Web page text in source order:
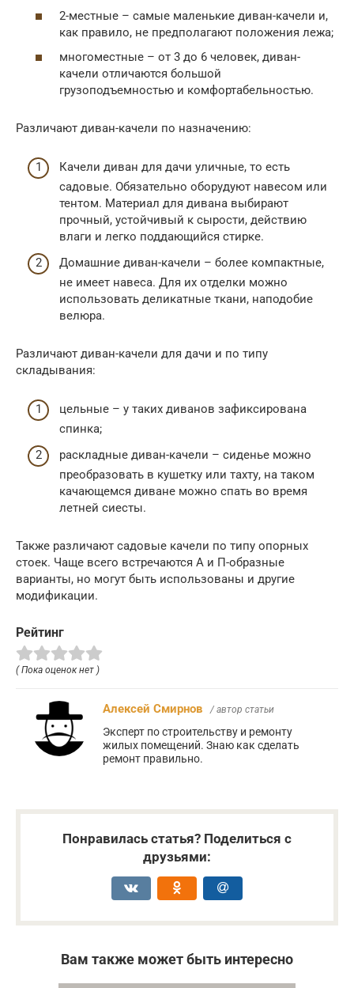
2-местные – самые маленькие диван-качели и,
как правило, не предполагают положения лежа;
многоместные – от 3 до 6 человек, диван-
качели отличаются большой
грузоподъемностью и комфортабельностью.
Различают диван-качели по назначению:
Качели диван для дачи уличные, то есть
садовые. Обязательно оборудуют навесом или
тентом. Материал для дивана выбирают
прочный, устойчивый к сырости, действию
влаги и легко поддающийся стирке.
Домашние диван-качели – более компактные,
не имеет навеса. Для их отделки можно
использовать деликатные ткани, наподобие
велюра.
Различают диван-качели для дачи и по типу
складывания:
цельные – у таких диванов зафиксирована
спинка;
раскладные диван-качели – сиденье можно
преобразовать в кушетку или тахту, на таком
качающемся диване можно спать во время
летней сиесты.
Также различают садовые качели по типу опорных
стоек. Чаще всего встречаются А и П-образные
варианты, но могут быть использованы и другие
модификации.
Рейтинг
( Пока оценок нет )
Алексей Смирнов / автор статьи
Эксперт по строительству и ремонту
жилых помещений. Знаю как сделать
ремонт правильно.
Понравилась статья? Поделиться с
друзьями:
Вам также может быть интересно